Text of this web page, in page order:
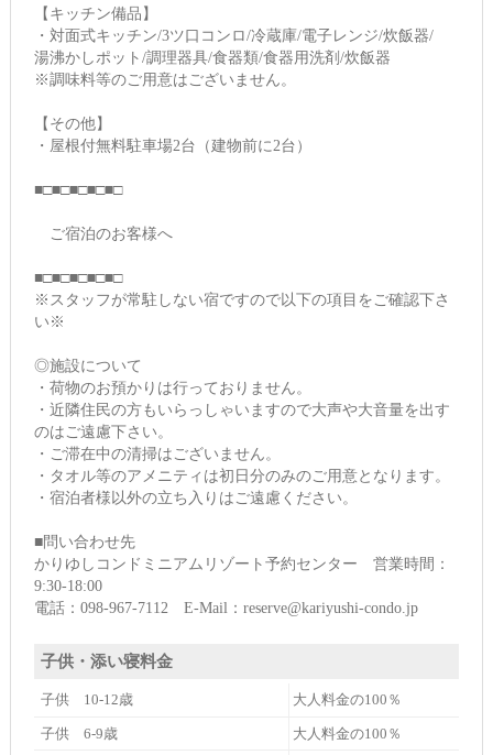
【キッチン備品】
・対面式キッチン/3ツ口コンロ/冷蔵庫/電子レンジ/炊飯器/
湯沸かしポット/調理器具/食器類/食器用洗剤/炊飯器
※調味料等のご用意はございません。
【その他】
・屋根付無料駐車場2台（建物前に2台）
■□■□■□■□■□
ご宿泊のお客様へ
■□■□■□■□■□
※スタッフが常駐しない宿ですので以下の項目をご確認下さ
い※
◎施設について
・荷物のお預かりは行っておりません。
・近隣住民の方もいらっしゃいますので大声や大音量を出す
のはご遠慮下さい。
・ご滞在中の清掃はございません。
・タオル等のアメニティは初日分のみのご用意となります。
・宿泊者様以外の立ち入りはご遠慮ください。
■問い合わせ先
かりゆしコンドミニアムリゾート予約センター 営業時間：
9:30-18:00
電話：098-967-7112 E-Mail：reserve@kariyushi-condo.jp
子供・添い寝料金
子供 10-12歳 大人料金の100％
子供 6-9歳 大人料金の100％